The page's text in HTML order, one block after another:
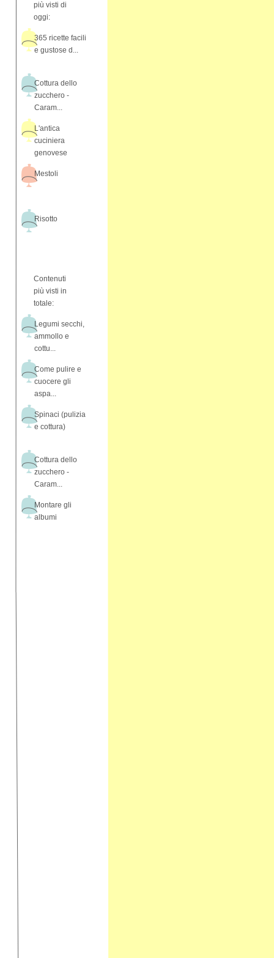
più visti di
oggi:
365 ricette facili
e gustose d...
Cottura dello
zucchero -
Caram...
L'antica
cuciniera
genovese
Mestoli
Risotto
Contenuti
più visti in
totale:
Legumi secchi,
ammollo e
cottu...
Come pulire e
cuocere gli
aspa...
Spinaci (pulizia
e cottura)
Cottura dello
zucchero -
Caram...
Montare gli
albumi